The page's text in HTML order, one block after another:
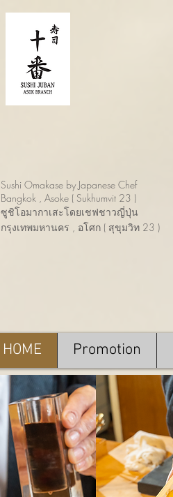
Sushi Omakase by Japanese Chef
Bangkok , Asoke ( Sukhumvit 23 )
ซูชิโอมากาเสะโดยเชฟชาวญี่ปุ่น
กรุงเทพมหานคร , อโศก ( สุขุมวิท 23 )
HOME Promotion